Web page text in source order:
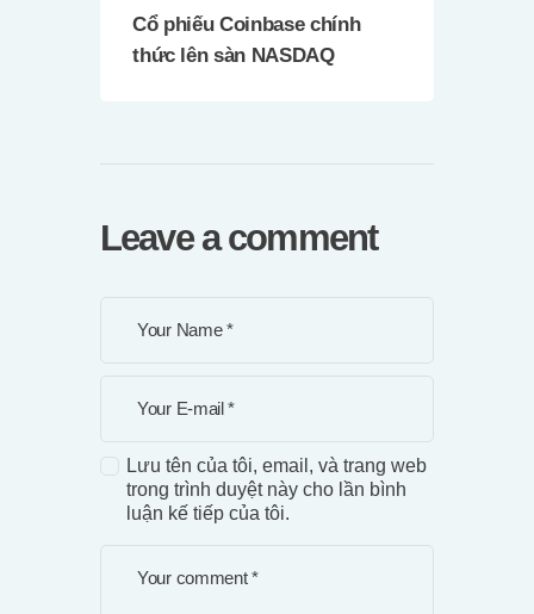
Cổ phiếu Coinbase chính
thức lên sàn NASDAQ
Leave a comment
Lưu tên của tôi, email, và trang web
trong trình duyệt này cho lần bình
luận kế tiếp của tôi.